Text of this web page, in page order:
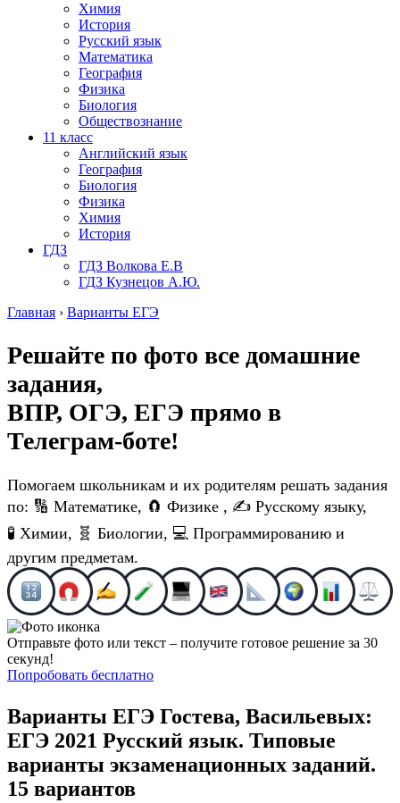
Химия
История
Русский язык
Математика
География
Физика
Биология
Обществознание
11 класс
Английский язык
География
Биология
Физика
Химия
История
ГДЗ
ГДЗ Волкова Е.В
ГДЗ Кузнецов А.Ю.
Главная › Варианты ЕГЭ
Решайте по фото все домашние
задания,
ВПР, ОГЭ, ЕГЭ прямо в
Телеграм-боте!
Помогаем школьникам и их родителям решать задания
по: 🔢 Математике, 🧲 Физике , ✍️ Русскому языку,
🧪 Химии, 🧬 Биологии, 💻 Программированию и
другим предметам.
Отправьте фото или текст – получите готовое решение за 30
секунд!
Попробовать бесплатно
Варианты ЕГЭ Гостева, Васильевых:
ЕГЭ 2021 Русский язык. Типовые
варианты экзаменационных заданий.
15 вариантов